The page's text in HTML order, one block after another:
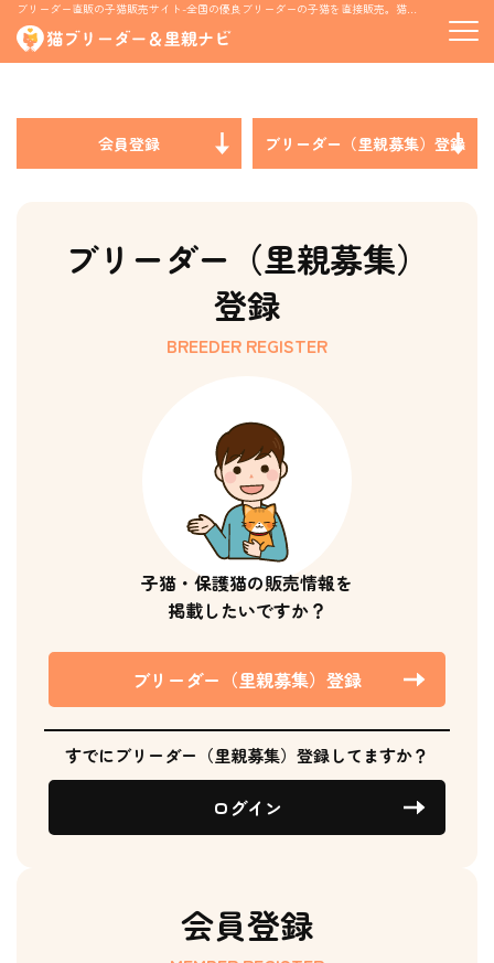
ブリーダー直販の子猫販売サイト-全国の優良ブリーダーの子猫を直接販売。猫の里親募集情報も掲載
会員登録 ブリーダー（里親募集）登録
ブリーダー（里親募集）
登録
BREEDER REGISTER
子猫・保護猫の販売情報を
掲載したいですか？
ブリーダー（里親募集）登録
すでにブリーダー（里親募集）登録してますか？
ログイン
会員登録